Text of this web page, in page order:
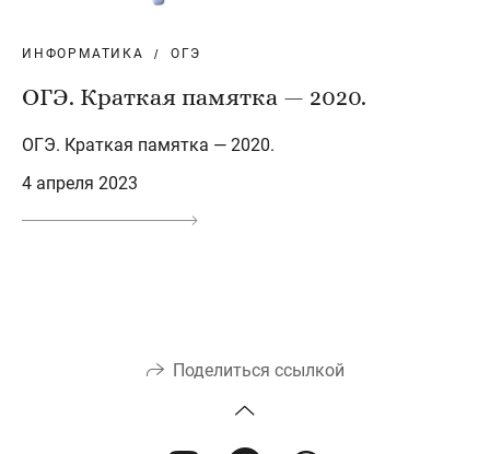
ИНФОРМАТИКА ОГЭ
ОГЭ. Краткая памятка — 2020.
ОГЭ. Краткая памятка — 2020.
4 апреля 2023
Поделиться ссылкой